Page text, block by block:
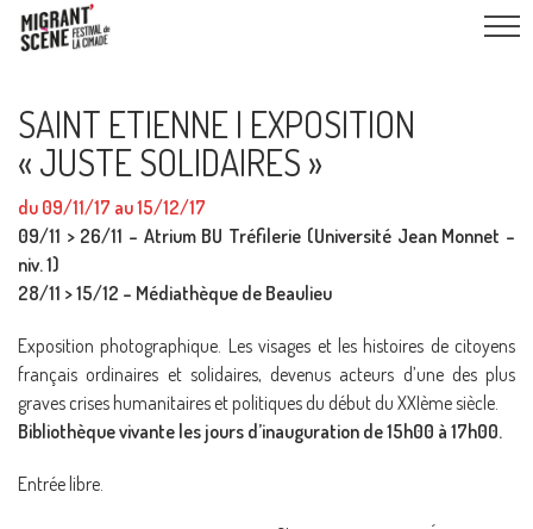
SAINT ETIENNE I EXPOSITION
« JUSTE SOLIDAIRES »
du 09/11/17 au 15/12/17
09/11 > 26/11 – Atrium BU Tréfilerie (Université Jean Monnet –
niv. 1)
28/11 > 15/12 – Médiathèque de Beaulieu
Exposition photographique. Les visages et les histoires de citoyens
français ordinaires et solidaires, devenus acteurs d’une des plus
graves crises humanitaires et politiques du début du XXIème siècle.
Bibliothèque vivante les jours d’inauguration de 15h00 à 17h00.
Entrée libre.